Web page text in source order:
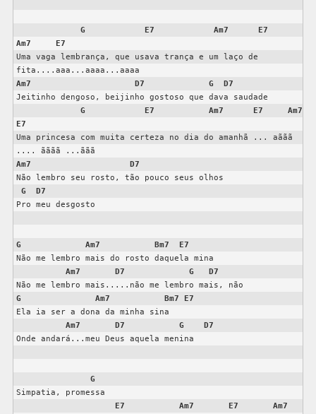
G E7 Am7
E7
Am7
E7
Uma vaga lembrança, que usava trança e um laço de
Am7
D7 G
D7
Jeitinho dengoso, beijinho gostoso que dava saudade
G
E7 Am7 E7
Am7
E7
Uma princesa com muita certeza no dia do amanhã ... aããã
Am7
D7
Não lembro seu rosto, tão pouco seus olhos
G
D7
Pro meu desgosto
G Am7 Bm7
E7
Não me lembro mais do rosto daquela mina
Am7
D7 G
D7
G
Am7 Bm7
E7
Ela ia ser a dona da minha sina
Am7
D7 G
D7
Onde andará...meu Deus aquela menina
G
Simpatia, promessa
E7
Am7 E7
Am7